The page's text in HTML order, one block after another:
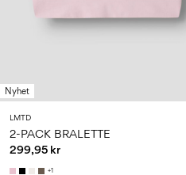
Nyhet
LMTD
2-PACK BRALETTE
299,95 kr
+1